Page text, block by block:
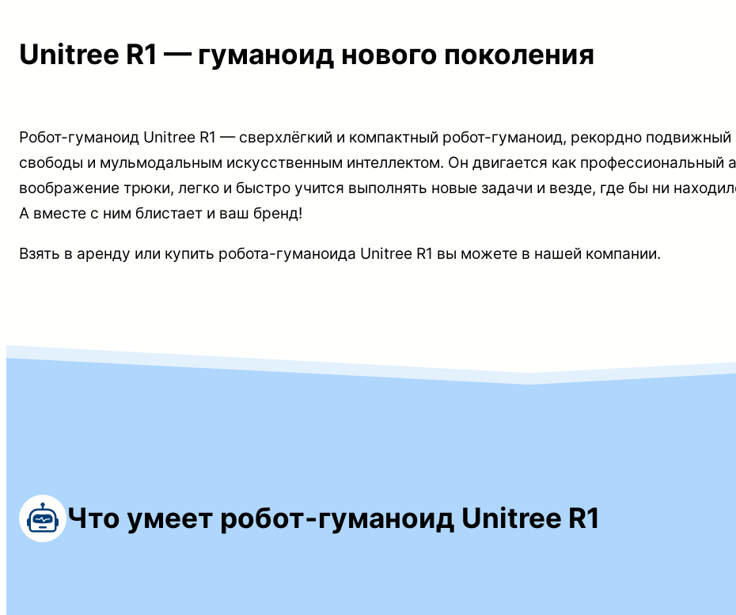
Unitree R1 — гуманоид нового поколения
Робот-гуманоид Unitree R1 — сверхлёгкий и компактный робот-гуманоид, рекордно
свободы и мульмодальным искусственным интеллектом. Он двигается как профессиональный
воображение трюки, легко и быстро учится выполнять новые задачи и везде, где бы ни
А вместе с ним блистает и ваш бренд!
Взять в аренду или купить робота-гуманоида Unitree R1 вы можете в нашей компании.
Что умеет робот-гуманоид Unitree R1